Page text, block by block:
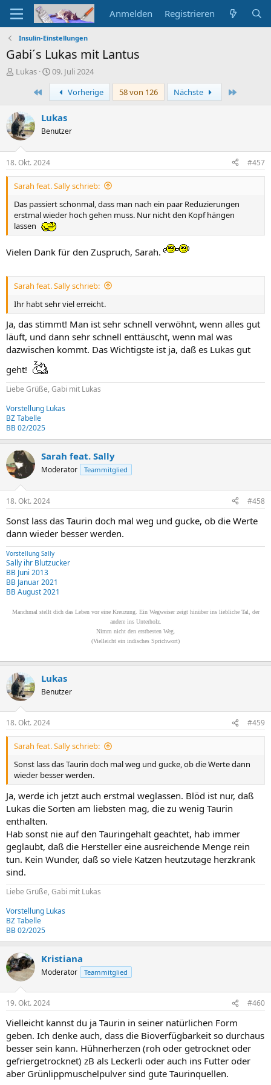
Anmelden Registrieren
Insulin-Einstellungen
Gabi´s Lukas mit Lantus
E
e
l
l
e
Lukas
E
r
t
e
m
09. Juli 2024
Erste
Vorherige 58 von 126 Nächste
Lukas
Benutzer
18. Okt. 2024 #457
Sarah feat. Sally schrieb:
Das passiert schonmal, dass man nach ein paar Reduzierungen
erstmal wieder hoch gehen muss. Nur nicht den Kopf hängen
lassen
Vielen Dank für den Zuspruch, Sarah.
Sarah feat. Sally schrieb:
Ihr habt sehr viel erreicht.
Ja, das stimmt! Man ist sehr schnell verwöhnt, wenn alles gut
läuft, und dann sehr schnell enttäuscht, wenn mal was
dazwischen kommt. Das Wichtigste ist ja, daß es Lukas gut
geht!
Liebe Grüße, Gabi mit Lukas
Vorstellung Lukas
BZ Tabelle
BB 02/2025
Sarah feat. Sally
Moderator Teammitglied
18. Okt. 2024 #458
Sonst lass das Taurin doch mal weg und gucke, ob die Werte
dann wieder besser werden.
Vorstellung Sally
Sally ihr Blutzucker
BB Juni 2013
BB Januar 2021
BB August 2021
Manchmal stellt dich das Leben vor eine Kreuzung. Ein Wegweiser zeigt hinüber ins liebliche Tal, der
andere ins Unterholz.
Nimm nicht den erstbesten Weg.
(Vielleicht ein indisches Sprichwort)
Lukas
Benutzer
18. Okt. 2024 #459
Sarah feat. Sally schrieb:
Sonst lass das Taurin doch mal weg und gucke, ob die Werte dann
wieder besser werden.
Ja, werde ich jetzt auch erstmal weglassen. Blöd ist nur, daß
Lukas die Sorten am liebsten mag, die zu wenig Taurin
enthalten.
Hab sonst nie auf den Tauringehalt geachtet, hab immer
geglaubt, daß die Hersteller eine ausreichende Menge rein
tun. Kein Wunder, daß so viele Katzen heutzutage herzkrank
sind.
Liebe Grüße, Gabi mit Lukas
Vorstellung Lukas
BZ Tabelle
BB 02/2025
Kristiana
Moderator Teammitglied
19. Okt. 2024 #460
Vielleicht kannst du ja Taurin in seiner natürlichen Form
geben. Ich denke auch, dass die Bioverfügbarkeit so durchaus
besser sein kann. Hühnerherzen (roh oder getrocknet oder
gefriergetrocknet) zB als Leckerli oder auch ins Futter oder
aber Grünlippmuschelpulver sind gute Taurinquellen.